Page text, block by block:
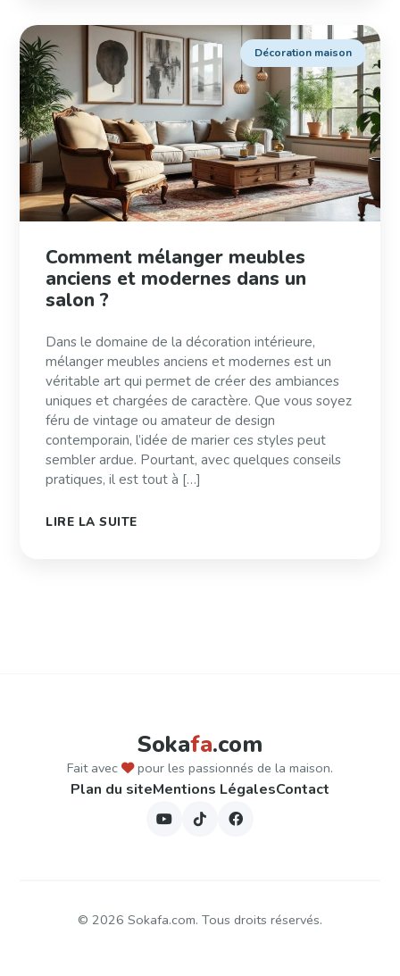
Décoration maison
Comment mélanger meubles
anciens et modernes dans un
salon ?
Dans le domaine de la décoration intérieure,
mélanger meubles anciens et modernes est un
véritable art qui permet de créer des ambiances
uniques et chargées de caractère. Que vous soyez
féru de vintage ou amateur de design
contemporain, l’idée de marier ces styles peut
sembler ardue. Pourtant, avec quelques conseils
pratiques, il est tout à […]
LIRE LA SUITE
Sokafa.com
Fait avec pour les passionnés de la maison.
Plan du siteMentions LégalesContact
© 2026 Sokafa.com. Tous droits réservés.